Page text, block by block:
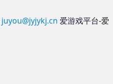
juyou@jyjykj.cn 爱游戏平台-爱